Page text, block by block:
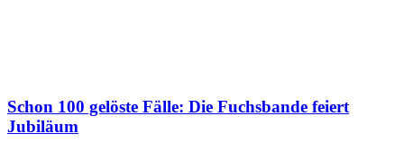
Schon 100 gelöste Fälle: Die Fuchsbande feiert
Jubiläum